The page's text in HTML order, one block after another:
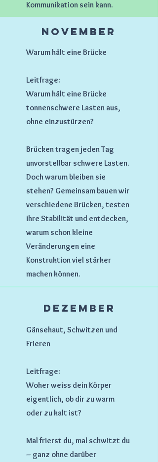
Kommunikation sein kann.
November
Warum hält eine Brücke
Leitfrage:
Warum hält eine Brücke
tonnenschwere Lasten aus,
ohne einzustürzen?
Brücken tragen jeden Tag
unvorstellbar schwere Lasten.
Doch warum bleiben sie
stehen? Gemeinsam bauen wir
verschiedene Brücken, testen
ihre Stabilität und entdecken,
warum schon kleine
Veränderungen eine
Konstruktion viel stärker
machen können.
Dezember
Gänsehaut, Schwitzen und
Frieren
Leitfrage:
Woher weiss dein Körper
eigentlich, ob dir zu warm
oder zu kalt ist?
Mal frierst du, mal schwitzt du
– ganz ohne darüber